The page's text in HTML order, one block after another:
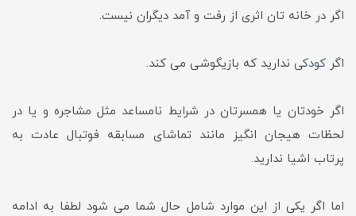
اگر در خانه تان اثری از رفت و آمد دیگران نیست.
اگر کودکی ندارید که بازیگوشی می کند.
اگر خودتان یا همسرتان در شرایط نامساعد مثل مشاجره و یا در
لحظات هیجان انگیز مانند تماشای مسابقه فوتبال عادت به
پرتاب اشیا ندارید.
اما اگر یکی از این موارد شامل حال شما می شود لطفا به ادامه